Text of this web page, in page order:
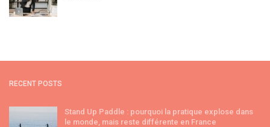
RECENT POSTS
Stand Up Paddle : pourquoi la pratique explose dans
le monde, mais reste différente en France